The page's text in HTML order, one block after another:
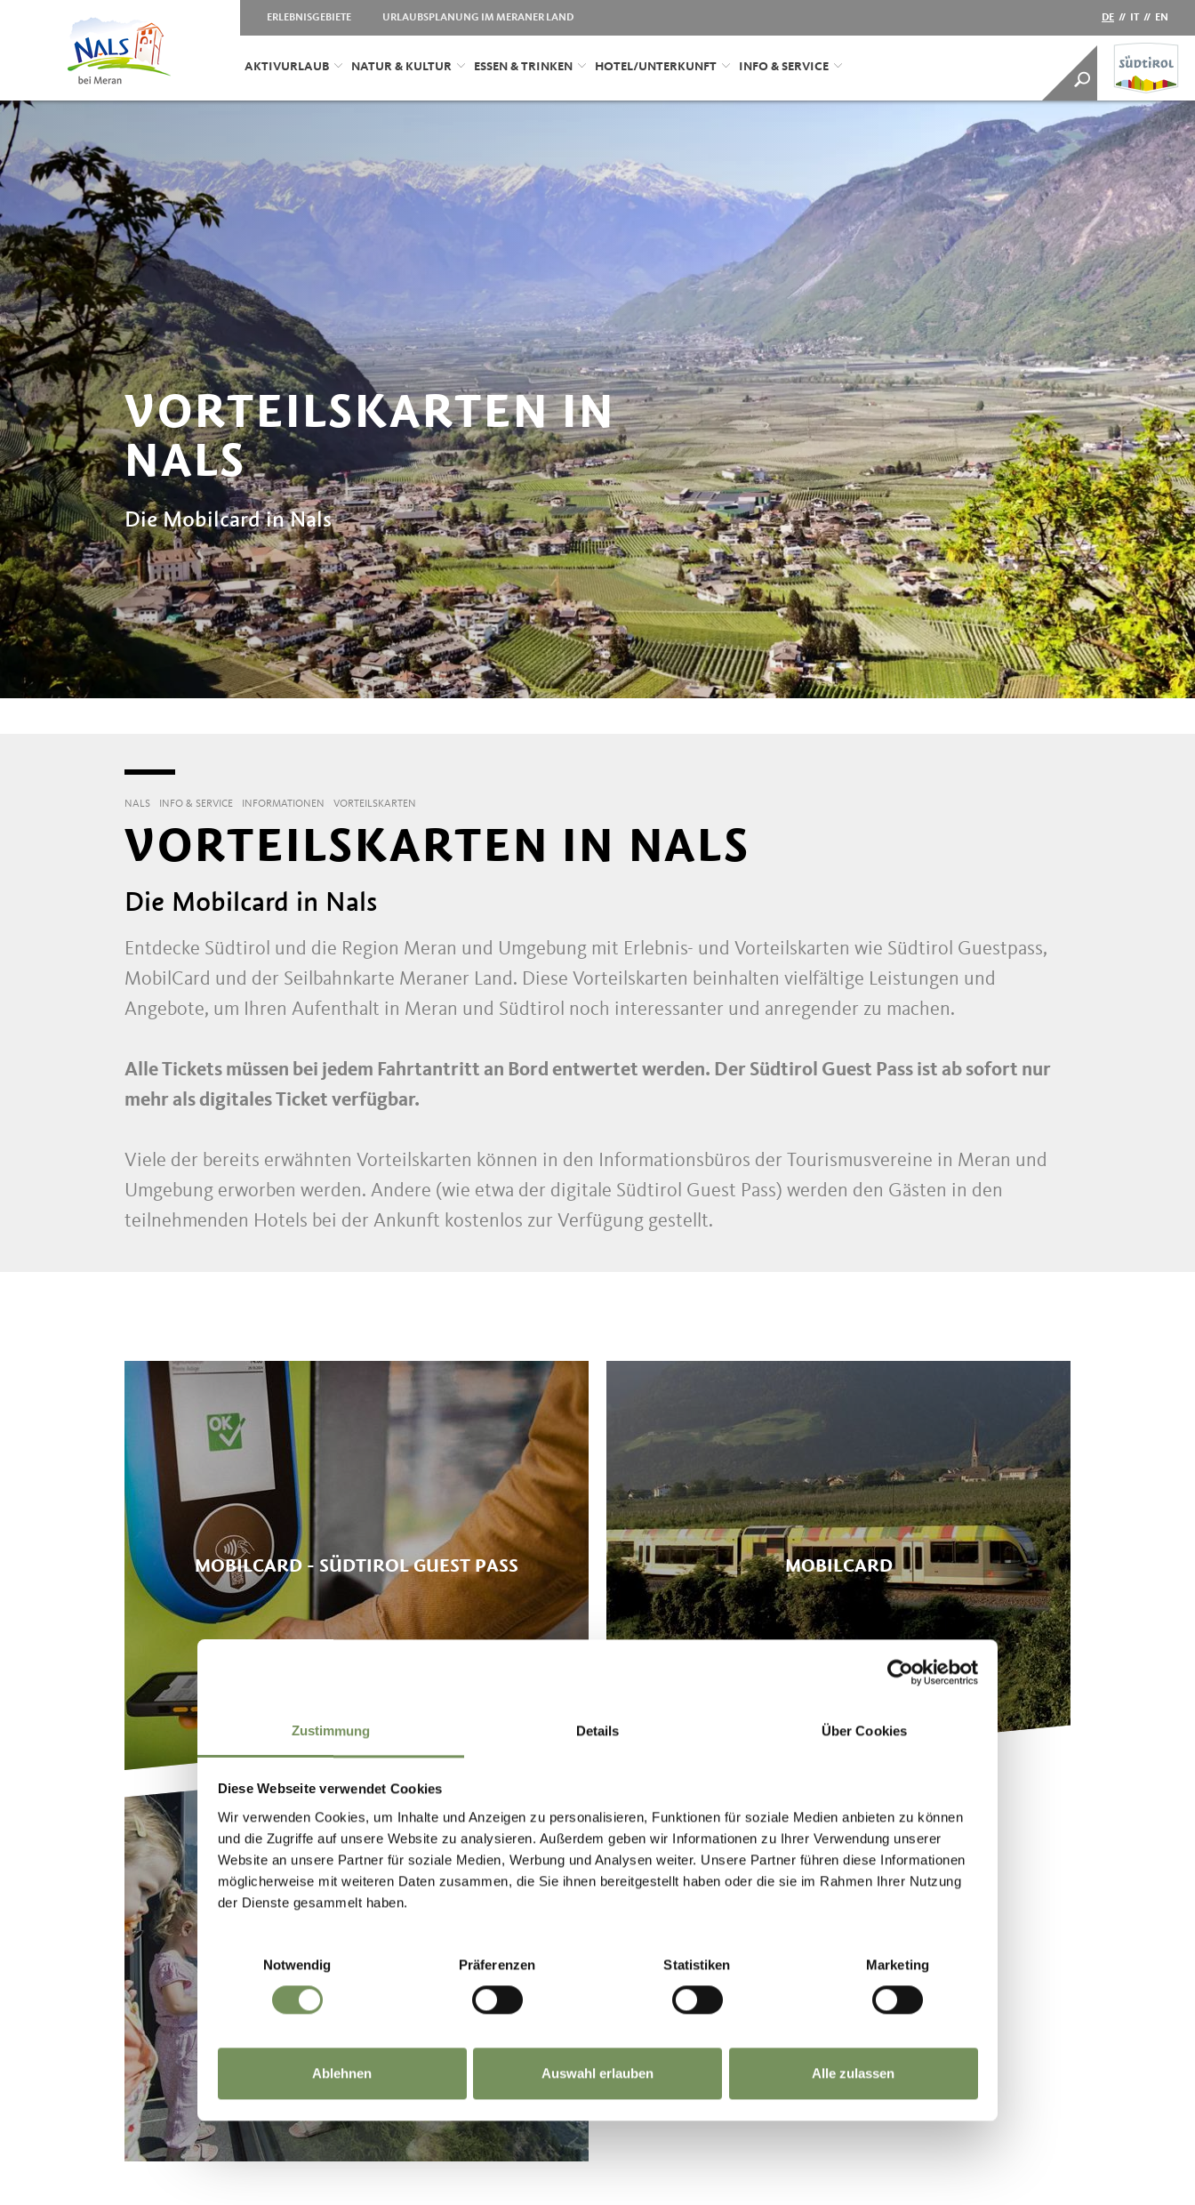
Zustimmung Details Über Cookies
Diese Webseite verwendet Cookies
Wir verwenden Cookies, um Inhalte und Anzeigen zu personalisieren, Funktionen für soziale Medien anbieten zu können
und die Zugriffe auf unsere Website zu analysieren. Außerdem geben wir Informationen zu Ihrer Verwendung unserer
Website an unsere Partner für soziale Medien, Werbung und Analysen weiter. Unsere Partner führen diese Informationen
möglicherweise mit weiteren Daten zusammen, die Sie ihnen bereitgestellt haben oder die sie im Rahmen Ihrer Nutzung
der Dienste gesammelt haben.
Einwilligungsauswahl
Notwendig
Präferenzen Statistiken Marketing
Ablehnen Auswahl erlauben Alle zulassen
ERLEBNISGEBIETE URLAUBSPLANUNG IM MERANER LAND DE // IT // EN
AKTIVURLAUB NATUR & KULTUR ESSEN & TRINKEN HOTEL/UNTERKUNFT INFO & SERVICE
VORTEILSKARTEN IN
NALS
Die Mobilcard in Nals
NALS INFO & SERVICE INFORMATIONEN VORTEILSKARTEN
VORTEILSKARTEN IN NALS
Die Mobilcard in Nals
Entdecke Südtirol und die Region Meran und Umgebung mit Erlebnis- und Vorteilskarten wie Südtirol Guestpass,
MobilCard und der Seilbahnkarte Meraner Land. Diese Vorteilskarten beinhalten vielfältige Leistungen und
Angebote, um Ihren Aufenthalt in Meran und Südtirol noch interessanter und anregender zu machen.
Alle Tickets müssen bei jedem Fahrtantritt an Bord entwertet werden. Der Südtirol Guest Pass ist ab sofort nur
mehr als digitales Ticket verfügbar.
Viele der bereits erwähnten Vorteilskarten können in den Informationsbüros der Tourismusvereine in Meran und
Umgebung erworben werden. Andere (wie etwa der digitale Südtirol Guest Pass) werden den Gästen in den
teilnehmenden Hotels bei der Ankunft kostenlos zur Verfügung gestellt.
MOBILCARD - SÜDTIROL GUEST PASS
SEILBAHNKARTE
MOBILCARD